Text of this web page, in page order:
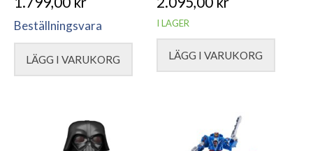
Beställningsvara
LÄGG I VARUKORG
I LAGER
LÄGG I VARUKORG